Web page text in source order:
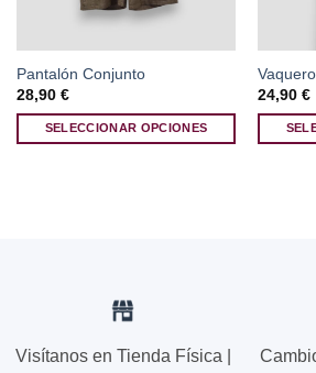
Pantalón Conjunto
28,90 €
SELECCIONAR OPCIONES
elegir
24,90 €
elegir
Visítanos en Tienda Física |